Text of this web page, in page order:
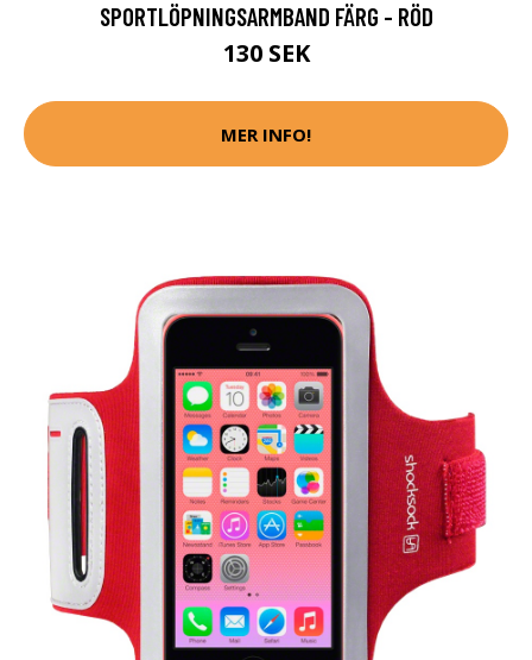
SPORTLÖPNINGSARMBAND FÄRG - RÖD
130 SEK
MER INFO!